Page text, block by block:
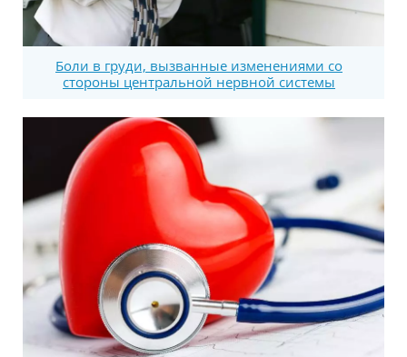
Боли в груди, вызванные изменениями со
стороны центральной нервной системы